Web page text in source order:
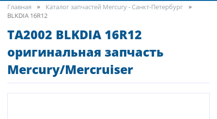
Главная
Каталог запчастей Mercury - Санкт-Петербург
BLKDIA 16R12
TA2002 BLKDIA 16R12
оригинальная запчасть
Mercury/Mercruiser